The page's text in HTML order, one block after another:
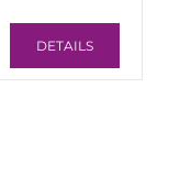
DETAILS